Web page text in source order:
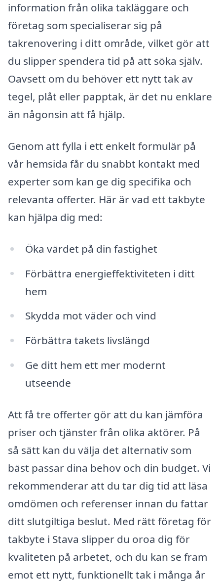
information från olika takläggare och
företag som specialiserar sig på
takrenovering i ditt område, vilket gör att
du slipper spendera tid på att söka själv.
Oavsett om du behöver ett nytt tak av
tegel, plåt eller papptak, är det nu enklare
än någonsin att få hjälp.
Genom att fylla i ett enkelt formulär på
vår hemsida får du snabbt kontakt med
experter som kan ge dig specifika och
relevanta offerter. Här är vad ett takbyte
kan hjälpa dig med:
Öka värdet på din fastighet
Förbättra energi­effektiviteten i ditt
hem
Skydda mot väder och vind
Förbättra takets livslängd
Ge ditt hem ett mer modernt
utseende
Att få tre offerter gör att du kan jämföra
priser och tjänster från olika aktörer. På
så sätt kan du välja det alternativ som
bäst passar dina behov och din budget. Vi
rekommenderar att du tar dig tid att läsa
omdömen och referenser innan du fattar
ditt slutgiltiga beslut. Med rätt företag för
takbyte i Stava slipper du oroa dig för
kvaliteten på arbetet, och du kan se fram
emot ett nytt, funktionellt tak i många år